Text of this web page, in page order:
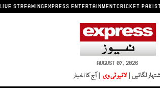
LIVE STREAMINGEXPRESS ENTERTAINMENTCRICKET
AUGUST 07, 2026
لگائیں | لائیو ٹی وی | آج کا اخبار